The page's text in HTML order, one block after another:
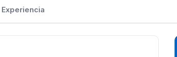
Experiencia